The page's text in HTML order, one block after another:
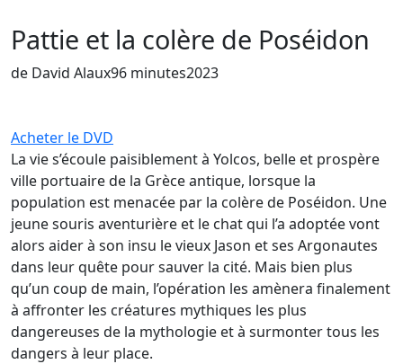
Pattie et la colère de Poséidon
de David Alaux96 minutes2023
Acheter le DVD
La vie s’écoule paisiblement à Yolcos, belle et prospère
ville portuaire de la Grèce antique, lorsque la
population est menacée par la colère de Poséidon. Une
jeune souris aventurière et le chat qui l’a adoptée vont
alors aider à son insu le vieux Jason et ses Argonautes
dans leur quête pour sauver la cité. Mais bien plus
qu’un coup de main, l’opération les amènera finalement
à affronter les créatures mythiques les plus
dangereuses de la mythologie et à surmonter tous les
dangers à leur place.